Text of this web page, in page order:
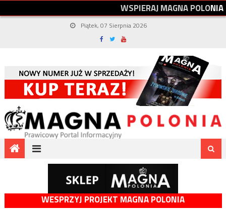
WSPIERAJMAGNAPOLONIA
Piątek, 07 Sierpnia 2026
WESPRZYJ PROJEKT MAGNA POLONIA